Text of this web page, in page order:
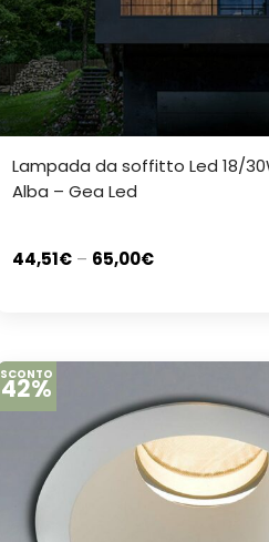
Lampada da soffitto Led 18/
Alba – Gea Led
44,51€ – 65,00€
SCONTO
42%